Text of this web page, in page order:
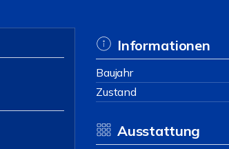
Informationen
Baujahr
Zustand
Ausstattung